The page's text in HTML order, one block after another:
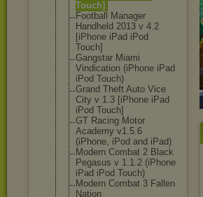
Touch]
Football Manager
Handheld 2013 v 4.2
[iPhone iPad iPod
Touch]
Gangstar Miami
Vindication (iPhone iPad
iPod Touch)
Grand Theft Auto Vice
City v 1.3 [iPhone iPad
iPod Touch]
GT Racing Motor
Academy v1.5.6
(iPhone, iPod and iPad)
Modern Combat 2 Black
Pegasus v 1.1.2 (iPhone
iPad iPod Touch)
Modern Combat 3 Fallen
Nation